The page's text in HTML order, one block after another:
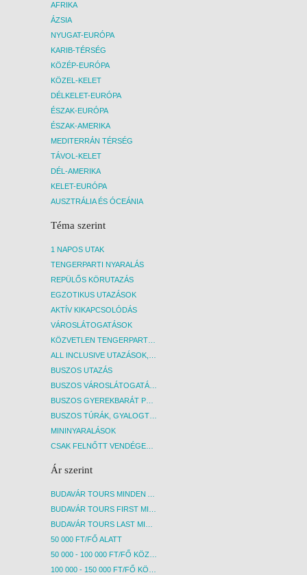
AFRIKA
ÁZSIA
NYUGAT-EURÓPA
KARIB-TÉRSÉG
KÖZÉP-EURÓPA
KÖZEL-KELET
DÉLKELET-EURÓPA
ÉSZAK-EURÓPA
ÉSZAK-AMERIKA
MEDITERRÁN TÉRSÉG
TÁVOL-KELET
DÉL-AMERIKA
KELET-EURÓPA
AUSZTRÁLIA ÉS ÓCEÁNIA
Téma szerint
1 NAPOS UTAK
TENGERPARTI NYARALÁS
REPÜLŐS KÖRUTAZÁS
EGZOTIKUS UTAZÁSOK
AKTÍV KIKAPCSOLÓDÁS
VÁROSLÁTOGATÁSOK
KÖZVETLEN TENGERPARTI SZÁLLÁSOK
ALL INCLUSIVE UTAZÁSOK, NYARALÁSOK
BUSZOS UTAZÁS
BUSZOS VÁROSLÁTOGATÁSOK
BUSZOS GYEREKBARÁT PROGRAMOK
BUSZOS TÚRÁK, GYALOGTÚRÁK
MININYARALÁSOK
CSAK FELNŐTT VENDÉGEKET FOGADÓ SZÁLLÁSOK
Ár szerint
BUDAVÁR TOURS MINDEN AKCIÓS ÚT
BUDAVÁR TOURS FIRST MINUTE AKCIÓS UTAK
BUDAVÁR TOURS LAST MINUTE AKCIÓS UTAK
50 000 FT/FŐ ALATT
50 000 - 100 000 FT/FŐ KÖZÖTT
100 000 - 150 000 FT/FŐ KÖZÖTT